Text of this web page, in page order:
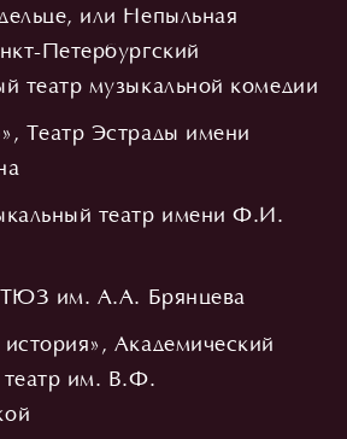
или Непыльная
Петербургский
театр музыкальной комедии
Театр Эстрады имени
театр имени Ф.И.
ТЮЗ им. А.А. Брянцева
Академический
театр им. В.Ф.